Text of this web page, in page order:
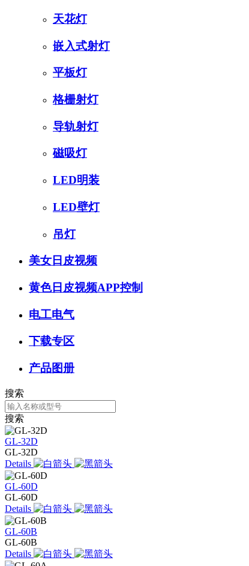
天花灯
嵌入式射灯
平板灯
格栅射灯
导轨射灯
磁吸灯
LED明装
LED壁灯
吊灯
美女日皮视频
黄色日皮视频APP控制
电工电气
下载专区
产品图册
搜索
搜索
GL-32D
GL-32D
Details
GL-60D
GL-60D
Details
GL-60B
GL-60B
Details